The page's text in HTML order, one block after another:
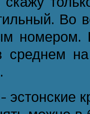
Во
номером.
среднем
эстонские